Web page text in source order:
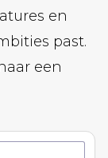
en
past.
een